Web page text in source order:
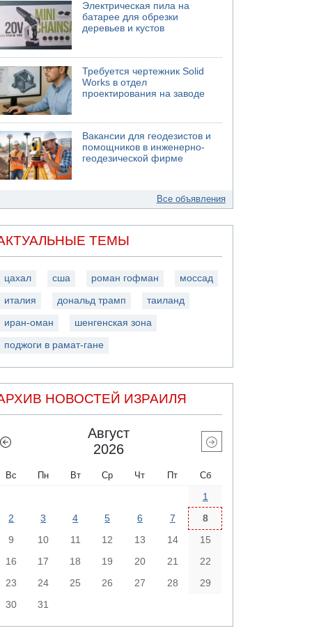
Электрическая пила на
батарее для обрезки
деревьев и кустов
Требуется чертежник Solid
Works в отдел
проектирования на заводе
Вакансии для геодезистов и
помощников в инженерно-
геодезической фирме
Все объявления
ТЕМЫ
цахал сша роман гофман моссад
италия дональд трамп таиланд
иран-оман шенгенская зона
поджоги в рамат-гане
НОВОСТЕЙ ИЗРАИЛЯ
Август
2026
Вс Пн Вт Ср Чт Пт Сб
1
2
3 4 5 6 7
8
9
10 11 12 13 14
15
16
17 18 19 20 21
22
23
24 25 26 27 28
29
30
31